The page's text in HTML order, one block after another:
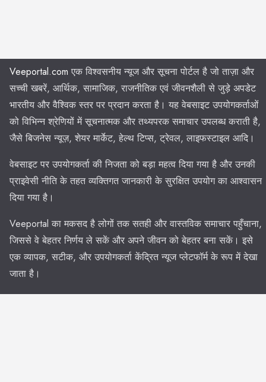
Veeportal.com एक विश्वसनीय न्यूज और सूचना पोर्टल है जो ताज़ा और
सच्ची खबरें, आर्थिक, सामाजिक, राजनीतिक एवं जीवनशैली से जुड़े अपडेट
भारतीय और वैश्विक स्तर पर प्रदान करता है। यह वेबसाइट उपयोगकर्ताओं
को विभिन्न श्रेणियों में सूचनात्मक और तथ्यपरक समाचार उपलब्ध कराती है,
जैसे बिजनेस न्यूज़, शेयर मार्केट, हेल्थ टिप्स, ट्रेवल, लाइफस्टाइल आदि।
वेबसाइट पर उपयोगकर्ता की निजता को बड़ा महत्व दिया गया है और उनकी
प्राइवेसी नीति के तहत व्यक्तिगत जानकारी के सुरक्षित उपयोग का आश्वासन
दिया गया है।
Veeportal का मकसद है लोगों तक सतही और वास्तविक समाचार पहुँचाना,
जिससे वे बेहतर निर्णय ले सकें और अपने जीवन को बेहतर बना सकें। इसे
एक व्यापक, सटीक, और उपयोगकर्ता केंद्रित न्यूज प्लेटफॉर्म के रूप में देखा
जाता है।